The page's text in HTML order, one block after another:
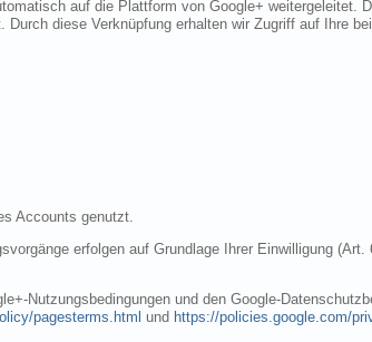
auf die Plattform von Google+ weitergeleitet.
diese Verknüpfung erhalten wir Zugriff auf Ihre
Accounts genutzt.
erfolgen auf Grundlage Ihrer Einwilligung
Nutzungsbedingungen und den Google-
pagesterms.html und https://policies.google.com/